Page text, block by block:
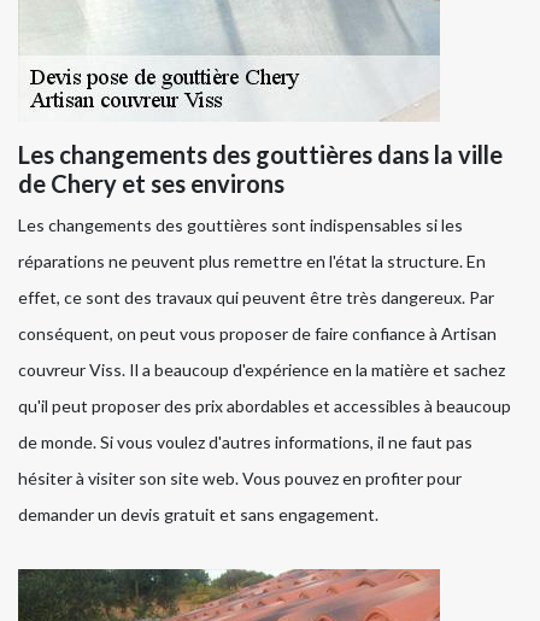
Les changements des gouttières dans la ville
de Chery et ses environs
Les changements des gouttières sont indispensables si les
réparations ne peuvent plus remettre en l'état la structure. En
effet, ce sont des travaux qui peuvent être très dangereux. Par
conséquent, on peut vous proposer de faire confiance à Artisan
couvreur Viss. Il a beaucoup d'expérience en la matière et sachez
qu'il peut proposer des prix abordables et accessibles à beaucoup
de monde. Si vous voulez d'autres informations, il ne faut pas
hésiter à visiter son site web. Vous pouvez en profiter pour
demander un devis gratuit et sans engagement.